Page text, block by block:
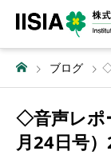
ブログ ◇
◇音声レポ
月24日号